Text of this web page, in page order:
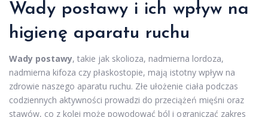
Wady postawy i ich wpływ na
higienę aparatu ruchu
Wady postawy, takie jak skolioza, nadmierna lordoza,
nadmierna kifoza czy płaskostopie, mają istotny wpływ na
zdrowie naszego aparatu ruchu. Złe ułożenie ciała podczas
codziennych aktywności prowadzi do przeciążeń mięśni oraz
stawów, co z kolei może powodować ból i ograniczać zakres